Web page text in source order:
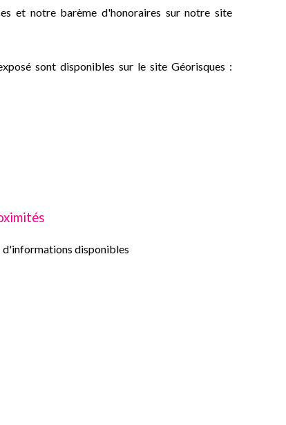
et notre barème d'honoraires sur notre site
sont disponibles sur le site Géorisques :
d'informations disponibles